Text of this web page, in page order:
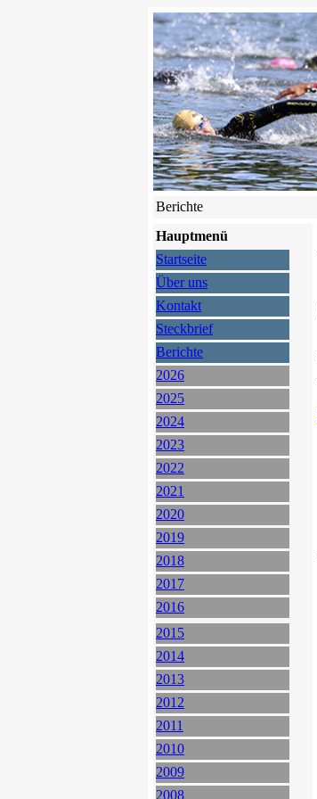
Berichte
Hauptmenü
Startseite
Über uns
Kontakt
Steckbrief
Berichte
2026
2025
2024
2023
2022
2021
2020
2019
2018
2017
2016
2015
2014
2013
2012
2011
2010
2009
2008